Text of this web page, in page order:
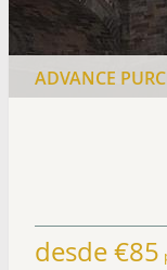
PURCHASE OFFER
85 por noche